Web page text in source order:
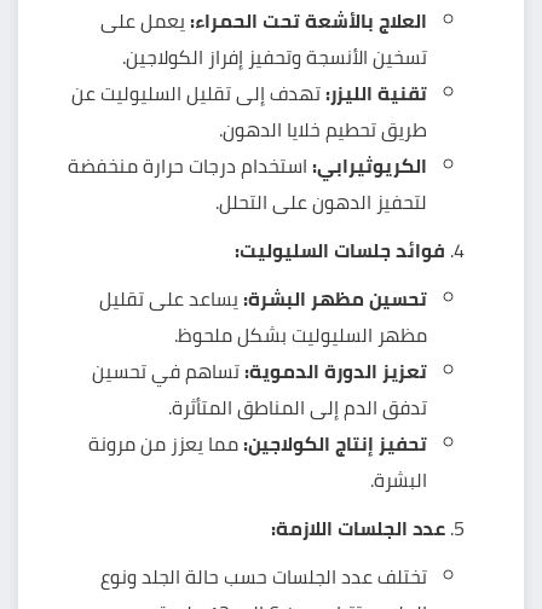
العلاج بالأشعة تحت الحمراء:يعمل على
تسخين الأنسجة وتحفيز إفراز الكولاجين.
تقنية الليزر:تهدف إلى تقليل السليوليت عن
طريق تحطيم خلايا الدهون.
الكريوثيرابي: استخدام درجات حرارة منخفضة
لتحفيز الدهون على التحلل.
فوائد جلسات السليوليت:
تحسين مظهر البشرة:يساعد على تقليل
مظهر السليوليت بشكل ملحوظ.
تعزيز الدورة الدموية:تساهم في تحسين
تدفق الدم إلى المناطق المتأثرة.
تحفيز إنتاج الكولاجين:مما يعزز من مرونة
البشرة.
عدد الجلسات اللازمة:
تختلف عدد الجلسات حسب حالة الجلد ونوع